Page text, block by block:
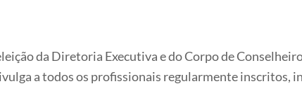
da Diretoria Executiva e do Corpo de
a todos os profissionais regularmente inscritos,